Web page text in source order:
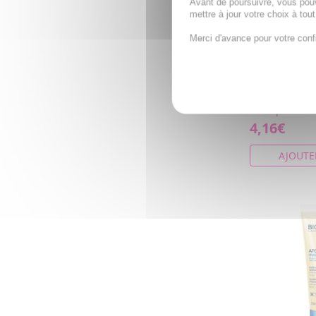
douche
4,16€
Avant de poursuivre, vous
mettre à jour votre choix à
Merci d'avance pour votre